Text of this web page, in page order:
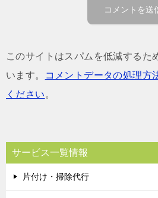
このサイトはスパムを低減するた
います。
コメントデータの処理方
ください 。
サービス一覧情報
片付け・掃除代行